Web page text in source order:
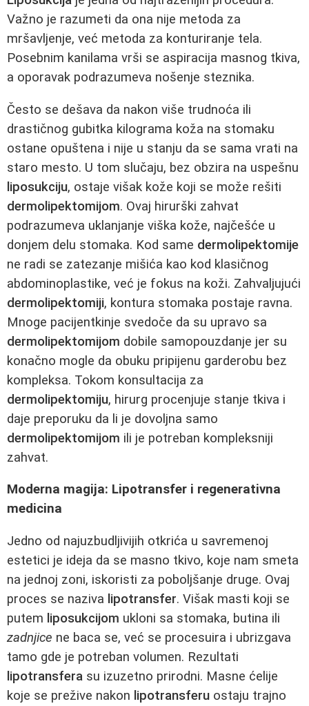
Važno je razumeti da ona nije metoda za
mršavljenje, već metoda za konturiranje tela.
Posebnim kanilama vrši se aspiracija masnog tkiva,
a oporavak podrazumeva nošenje steznika.
Često se dešava da nakon više trudnoća ili
drastičnog gubitka kilograma koža na stomaku
ostane opuštena i nije u stanju da se sama vrati na
staro mesto. U tom slučaju, bez obzira na uspešnu
liposukciju, ostaje višak kože koji se može rešiti
dermolipektomijom. Ovaj hirurški zahvat
podrazumeva uklanjanje viška kože, najčešće u
donjem delu stomaka. Kod same dermolipektomije
ne radi se zatezanje mišića kao kod klasičnog
abdominoplastike, već je fokus na koži. Zahvaljujući
dermolipektomiji, kontura stomaka postaje ravna.
Mnoge pacijentkinje svedoče da su upravo sa
dermolipektomijom dobile samopouzdanje jer su
konačno mogle da obuku pripijenu garderobu bez
kompleksa. Tokom konsultacija za
dermolipektomiju, hirurg procenjuje stanje tkiva i
daje preporuku da li je dovoljna samo
dermolipektomijom ili je potreban kompleksniji
zahvat.
Moderna magija: Lipotransfer i regenerativna
medicina
Jedno od najuzbudljivijih otkrića u savremenoj
estetici je ideja da se masno tkivo, koje nam smeta
na jednoj zoni, iskoristi za poboljšanje druge. Ovaj
proces se naziva lipotransfer. Višak masti koji se
putem liposukcijom ukloni sa stomaka, butina ili
zadnjice ne baca se, već se procesuira i ubrizgava
tamo gde je potreban volumen. Rezultati
lipotransfera su izuzetno prirodni. Masne ćelije
koje se prežive nakon lipotransferu ostaju trajno